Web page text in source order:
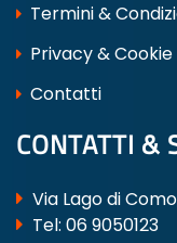
Termini &
Privacy &
Contatti
CONTATTI &
Via Lago di
Tel: 06 9050123